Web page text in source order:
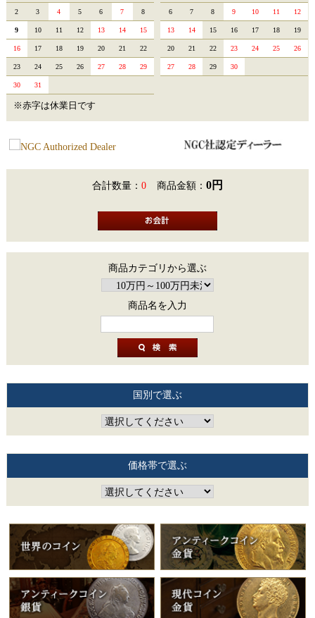
2 3 4 5 6 7 8
9 10 11 12 13 14 15
16 17 18 19 20 21 22
23 24 25 26 27 28 29
30 31
6 7 8 9 10 11 12
13 14 15 16 17 18 19
20 21 22 23 24 25 26
27 28 29 30
※赤字は休業日です
合計数量： 0 商品金額： 0円
商品カテゴリから選ぶ
商品名を入力
国別で選ぶ
価格帯で選ぶ